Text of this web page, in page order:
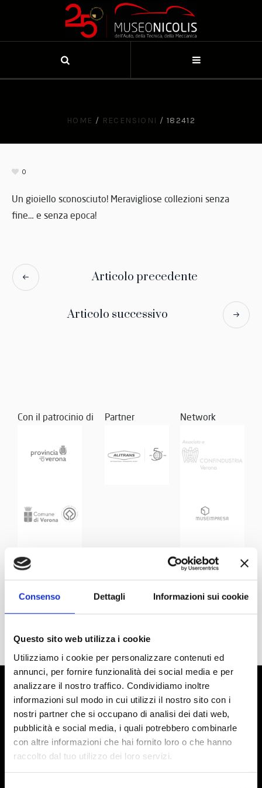
Consenso Dettagli Informazioni sui cookie
Questo sito web utilizza i cookie
Utilizziamo i cookie per personalizzare contenuti ed
annunci, per fornire funzionalità dei social media e per
analizzare il nostro traffico. Condividiamo inoltre
informazioni sul modo in cui utilizzi il nostro sito con i
nostri partner che si occupano di analisi dei dati web,
pubblicità e social media, i quali potrebbero combinarle
con altre informazioni che hai fornito loro o che hanno
raccolto dal tuo utilizzo dei loro servizi.
HOME / RECENSIONI / 182412
0
Un gioiello sconosciuto! Meravigliose collezioni senza
fine… e senza epoca!
Articolo precedente
Articolo successivo
Con il patrocinio di Partner Network